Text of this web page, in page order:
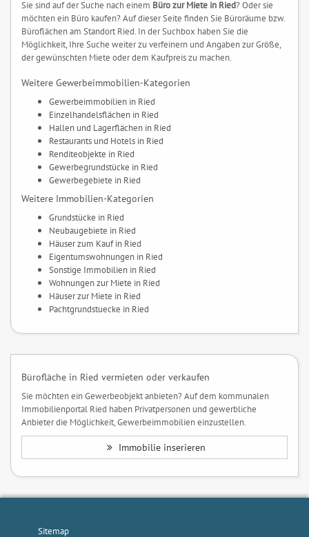
Sie sind auf der Suche nach einem Büro zur Miete in Ried? Oder sie
möchten ein Büro kaufen? Auf dieser Seite finden Sie Büroräume bzw.
Büroflächen am Standort Ried. In der Suchbox haben Sie die
Möglichkeit, Ihre Suche weiter zu verfeinern und Angaben zur Größe,
der gewünschten Miete oder dem Kaufpreis zu machen.
Weitere Gewerbeimmobilien-Kategorien
Gewerbeimmobilien in Ried
Einzelhandelsflächen in Ried
Hallen und Lagerflächen in Ried
Restaurants und Hotels in Ried
Renditeobjekte in Ried
Gewerbegrundstücke in Ried
Gewerbegebiete in Ried
Weitere Immobilien-Kategorien
Grundstücke in Ried
Neubaugebiete in Ried
Häuser zum Kauf in Ried
Eigentumswohnungen in Ried
Sonstige Immobilien in Ried
Wohnungen zur Miete in Ried
Häuser zur Miete in Ried
Pachtgrundstuecke in Ried
Bürofläche in Ried vermieten oder verkaufen
Sie möchten ein Gewerbeobjekt anbieten? Auf dem kommunalen
Immobilienportal Ried haben Privatpersonen und gewerbliche
Anbieter die Möglichkeit, Gewerbeimmobilien einzustellen.
Immobilie inserieren
Sitemap